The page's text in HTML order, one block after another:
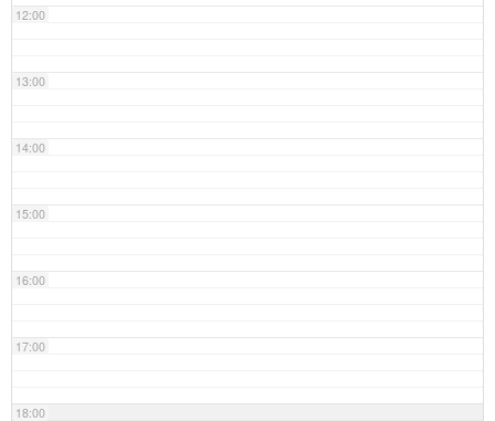
12:00
13:00
14:00
15:00
16:00
17:00
18:00